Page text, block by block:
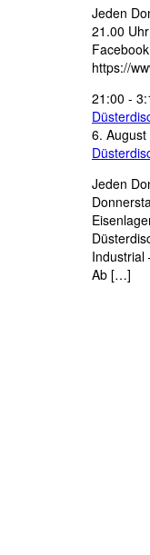
Jeden
21.00
https://
21:00 -
6.
Jeden
Industrial
Ab […]